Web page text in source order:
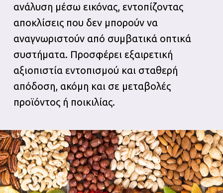
ανάλυση μέσω εικόνας, εντοπίζοντας
αποκλίσεις που δεν μπορούν να
αναγνωριστούν από συμβατικά οπτικά
συστήματα. Προσφέρει εξαιρετική
αξιοπιστία εντοπισμού και σταθερή
απόδοση, ακόμη και σε μεταβολές
προϊόντος ή ποικιλίας.